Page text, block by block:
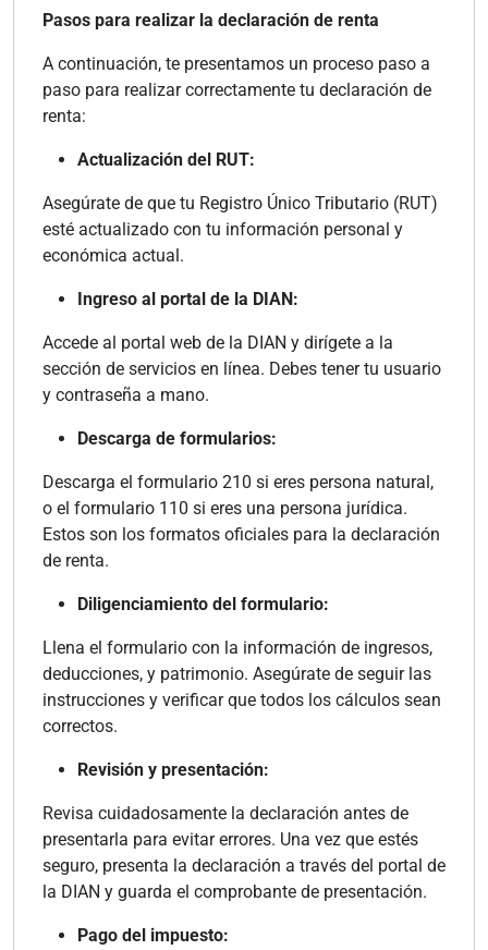
Pasos para realizar la declaración de renta
A continuación, te presentamos un proceso paso a
paso para realizar correctamente tu declaración de
renta:
Actualización del RUT:
Asegúrate de que tu Registro Único Tributario (RUT)
esté actualizado con tu información personal y
económica actual.
Ingreso al portal de la DIAN:
Accede al portal web de la DIAN y dirígete a la
sección de servicios en línea. Debes tener tu usuario
y contraseña a mano.
Descarga de formularios:
Descarga el formulario 210 si eres persona natural,
o el formulario 110 si eres una persona jurídica.
Estos son los formatos oficiales para la declaración
de renta.
Diligenciamiento del formulario:
Llena el formulario con la información de ingresos,
deducciones, y patrimonio. Asegúrate de seguir las
instrucciones y verificar que todos los cálculos sean
correctos.
Revisión y presentación:
Revisa cuidadosamente la declaración antes de
presentarla para evitar errores. Una vez que estés
seguro, presenta la declaración a través del portal de
la DIAN y guarda el comprobante de presentación.
Pago del impuesto: